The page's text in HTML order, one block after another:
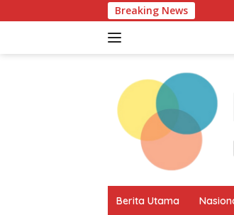
ke
Breaking News
Pemkab Kaur
Berita Utama